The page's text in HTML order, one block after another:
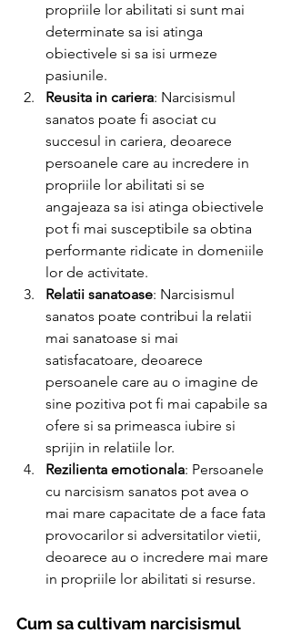
propriile lor abilitati si sunt mai
determinate sa isi atinga
obiectivele si sa isi urmeze
pasiunile.
Reusita in cariera: Narcisismul
sanatos poate fi asociat cu
succesul in cariera, deoarece
persoanele care au incredere in
propriile lor abilitati si se
angajeaza sa isi atinga obiectivele
pot fi mai susceptibile sa obtina
performante ridicate in domeniile
lor de activitate.
Relatii sanatoase: Narcisismul
sanatos poate contribui la relatii
mai sanatoase si mai
satisfacatoare, deoarece
persoanele care au o imagine de
sine pozitiva pot fi mai capabile sa
ofere si sa primeasca iubire si
sprijin in relatiile lor.
Rezilienta emotionala: Persoanele
cu narcisism sanatos pot avea o
mai mare capacitate de a face fata
provocarilor si adversitatilor vietii,
deoarece au o incredere mai mare
in propriile lor abilitati si resurse.
Cum sa cultivam narcisismul